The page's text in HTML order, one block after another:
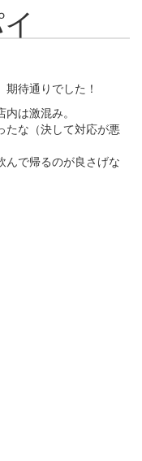
待通りでした！
は激混み。
たな（決して対応が悪
んで帰るのが良さげな